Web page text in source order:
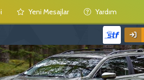
Yeni Mesajlar Yardım